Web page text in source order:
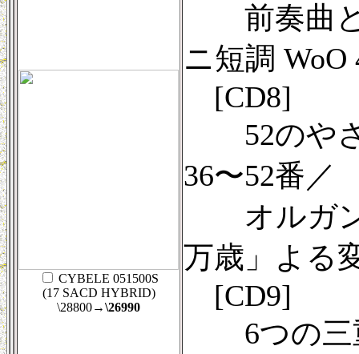
CYBELE 051500S
(17 SACD HYBRID)
\28800→\26990
前奏曲と
ニ短調 WoO
[CD8]
52のやさ
36〜52番／
オルガン
万歳」よる
[CD9]
6つの三重